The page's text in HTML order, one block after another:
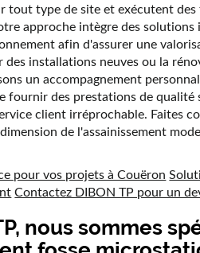
tout type de site et exécutent
approche intègre des solutions
afin d'assurer une
des installations neuves ou la
un accompagnement
fournir des prestations de qualité
client irréprochable. Faites
de l'assainissement
pour vos projets à Couëron
Contactez DIBON TP pour un
nous sommes